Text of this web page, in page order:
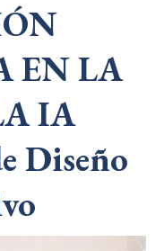
EN LA
IA
Diseño